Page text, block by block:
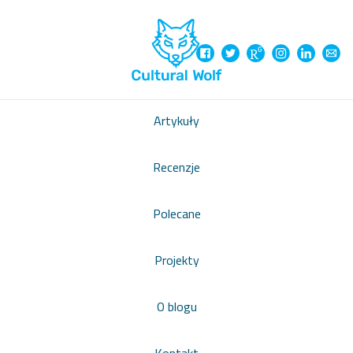
Artykuły
Recenzje
Polecane
Projekty
O blogu